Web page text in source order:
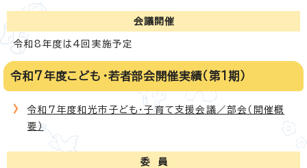
会議開催
令和8年度は4回実施予定
令和7年度こども・若者部会開催実績（第1期）
令和7年度和光市子ども・子育て支援会議／部会（開催概
要）
委 員